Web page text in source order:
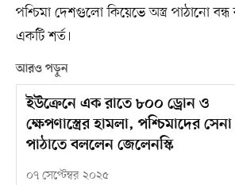
পশ্চিমা দেশগুলো কিয়েভে অস্ত্র পাঠানো
একটি শর্ত।
আরও পড়ুন
ইউক্রেনে এক রাতে ৮০০ ড্রোন ও
ক্ষেপণাস্ত্রের হামলা, পশ্চিমাদের সেনা
পাঠাতে বললেন জেলেনস্কি
০৭ সেপ্টেম্বর ২০২৫